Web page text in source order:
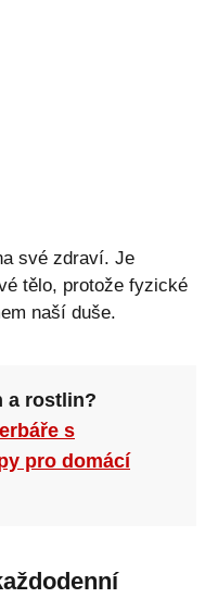
své zdraví. Je
tělo, protože fyzické
naší duše.
a rostlin?
s
pro domácí